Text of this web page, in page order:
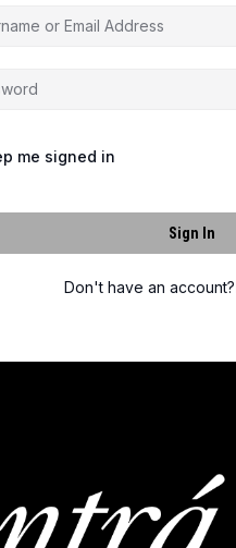
me signed in
Sign In
Don't have an account?